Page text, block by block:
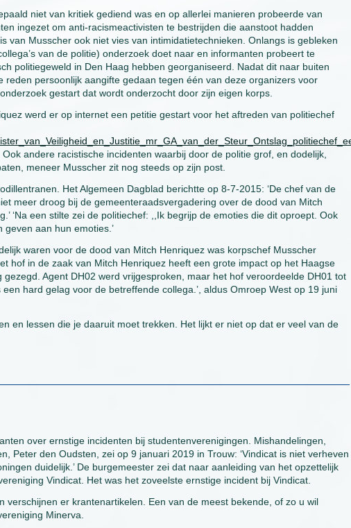
niet van kritiek gediend was en op allerlei manieren probeerde van
ingezet om anti-racismeactivisten te bestrijden die aanstoot hadden
van Musscher ook niet vies van intimidatietechnieken. Onlangs is gebleken
van de politie) onderzoek doet naar en informanten probeert te
politiegeweld in Den Haag hebben georganiseerd. Nadat dit naar buiten
persoonlijk aangifte gedaan tegen één van deze organizers voor
gestart dat wordt onderzocht door zijn eigen korps.
werd er op internet een petitie gestart voor het aftreden van politiechef
andere racistische incidenten waarbij door de politie grof, en dodelijk,
meneer Musscher zit nog steeds op zijn post.
Het Algemeen Dagblad berichtte op 8-7-2015: ‘De chef van de
meer droog bij de gemeenteraadsvergadering over de dood van Mitch
‘Na een stilte zei de politiechef: ,,Ik begrijp de emoties die dit oproept. Ook
aan hun emoties.’
waren voor de dood van Mitch Henriquez was korpschef Musscher
hof in de zaak van Mitch Henriquez heeft een grote impact op het Haagse
Agent DH02 werd vrijgesproken, maar het hof veroordeelde DH01 tot
hard gelag voor de betreffende collega.’, aldus Omroep West op 19 juni
en lessen die je daaruit moet trekken. Het lijkt er niet op dat er veel van de
over ernstige incidenten bij studentenverenigingen. Mishandelingen,
Peter den Oudsten, zei op 9 januari 2019 in Trouw: ‘Vindicat is niet verheven
duidelijk.’ De burgemeester zei dat naar aanleiding van het opzettelijk
Vindicat. Het was het zoveelste ernstige incident bij Vindicat.
er krantenartikelen. Een van de meest bekende, of zo u wil
Minerva.